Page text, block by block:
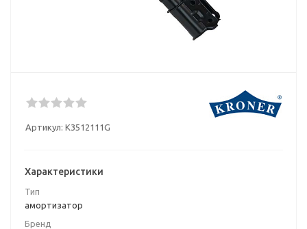
Артикул: K3512111G
Характеристики
Тип
амортизатор
Бренд